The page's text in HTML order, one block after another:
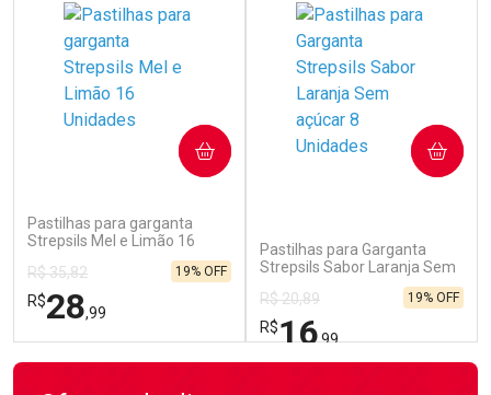
Pastilhas para garganta
Strepsils Mel e Limão 16
R$ 35,82
R$28,99
19% OFF
COMPRAR
Pastilhas para Garganta
Strepsils Sabor Laranja Sem
R$ 20,89
R$16,99
19% OFF
COMPRAR